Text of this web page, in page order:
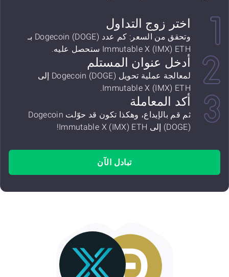
اختر زوج التداول
وتحقق من السعر: كم عدد Dogecoin (DOGE) بـ
Immutable X (IMX) ETH ستحصل عليه.
أدخل عنوان المستلم
لمعالجة عملية تحويل Dogecoin (DOGE) إلى
Immutable X (IMX) ETH.
أكد المعاملة
ثم قم بالإيداع، وهكذا تكون قد حوّلت Dogecoin
(DOGE) إلى Immutable X (IMX) ETH!
تبادل الآن